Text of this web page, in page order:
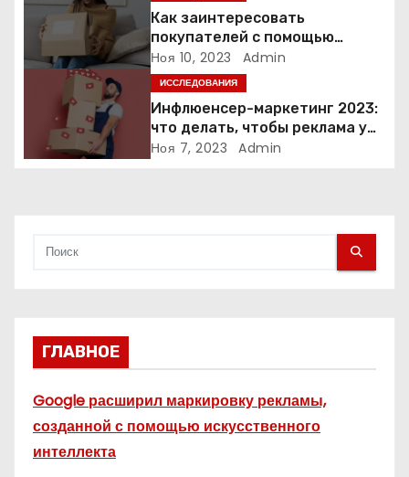
з
а
Как заинтересовать
покупателей с помощью
неопределенности: 3 способа
Ноя 10, 2023 Admin
ИССЛЕДОВАНИЯ
Инфлюенсер-маркетинг 2023:
что делать, чтобы реклама у
блогеров работала?
Ноя 7, 2023 Admin
ГЛАВНОЕ
Google расширил маркировку рекламы,
созданной с помощью искусственного
интеллекта